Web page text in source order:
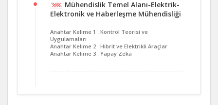
Mühendislik Temel Alanı-Elektrik-
Elektronik ve Haberleşme Mühendisliği
Anahtar Kelime 1 : Kontrol Teorisi ve
Uygulamaları
Anahtar Kelime 2 : Hibrit ve Elektrikli Araçlar
Anahtar Kelime 3 : Yapay Zeka